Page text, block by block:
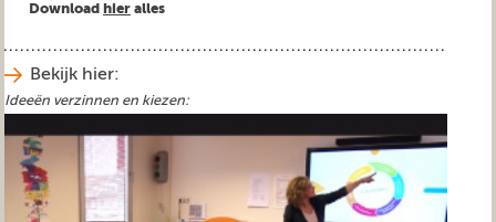
Download hier alles
Bekijk hier:
Ideeën verzinnen en kiezen: